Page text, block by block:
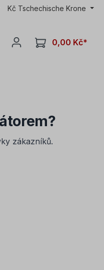
Kč Tschechische Krone
0,00 Kč*
zákazníků.